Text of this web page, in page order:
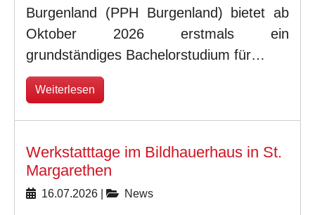
Burgenland (PPH Burgenland) bietet ab
Oktober 2026 erstmals ein
grundständiges Bachelorstudium für…
Weiterlesen
Werkstatttage im Bildhauerhaus in St.
Margarethen
16.07.2026 News